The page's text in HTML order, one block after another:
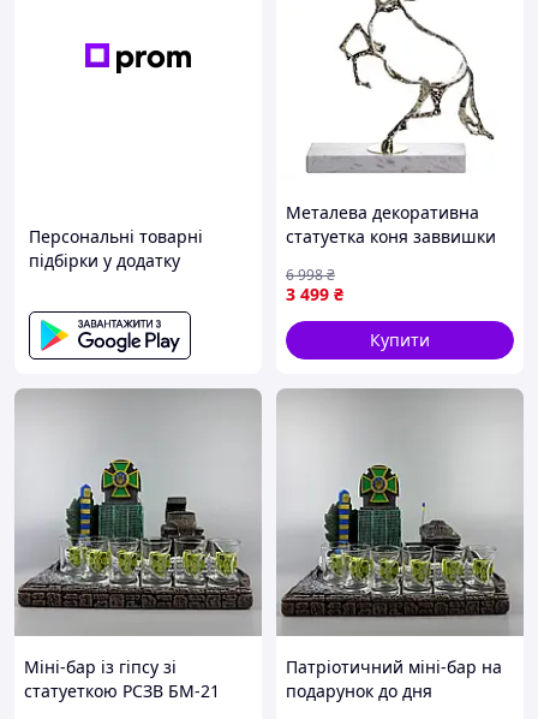
Персональні товарні
підбірки у додатку
Металева декоративна
статуетка коня заввишки
інтер'єру HP-7-8
3 499 ₴
6 998₴
Купити
Міні-бар із гіпсу зі
статуеткою РСЗВ БМ-21
Патріотичний міні-бар на
подарунок до дня